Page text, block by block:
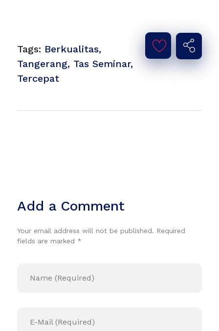
Tags: Berkualitas,
Tangerang, Tas Seminar,
Tercepat
Add a Comment
Your email address will not be published. Required
fields are marked *